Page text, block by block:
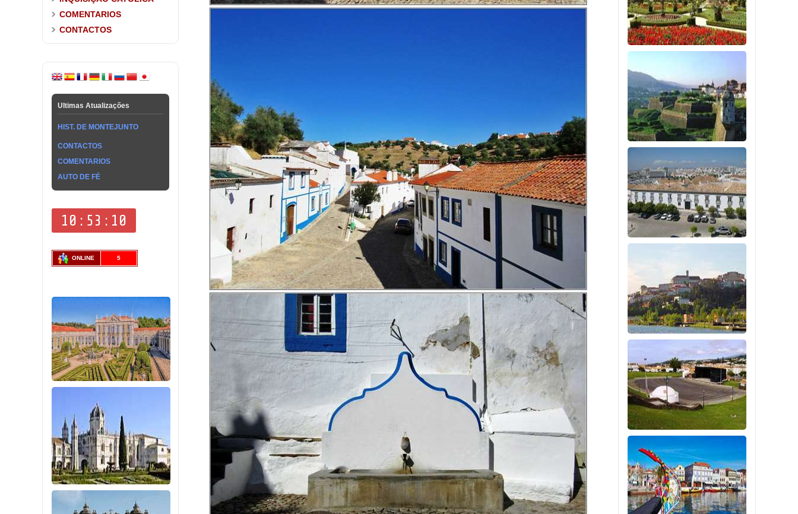
COMENTARIOS
CONTACTOS
Ultimas Atualizações
HIST. DE MONTEJUNTO
CONTACTOS
COMENTARIOS
AUTO DE FÉ
ONLINE 5